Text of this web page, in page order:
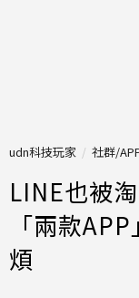
udn科技玩家 社群/
LINE也被
「兩款
煩